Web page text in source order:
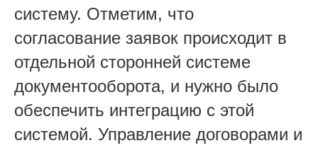
систему. Отметим, что
согласование заявок происходит в
отдельной сторонней системе
документооборота, и нужно было
обеспечить интеграцию с этой
системой. Управление договорами и